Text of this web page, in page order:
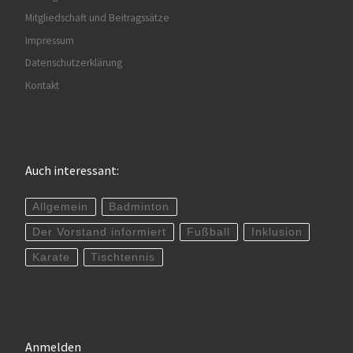
Mitgliedschaft und Beitragssätze
Impressum
Datenschutzerklärung
Kontakt
Auch interessant:
Allgemein Badminton
Der Vorstand informiert Fußball Inklusion
Karate Tischtennis
Anmelden